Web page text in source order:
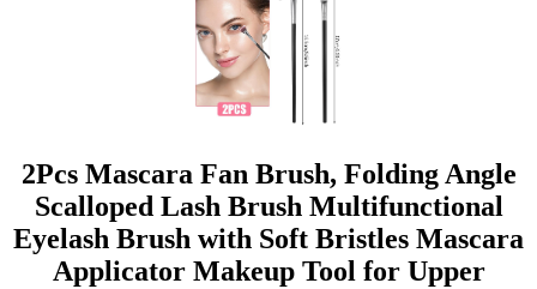
2Pcs Mascara Fan Brush, Folding Angle
Scalloped Lash Brush Multifunctional
Eyelash Brush with Soft Bristles Mascara
Applicator Makeup Tool for Upper